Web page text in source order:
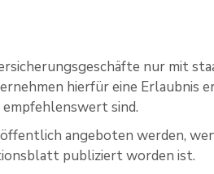
nur mit
hierfür eine Erlaubnis
sind.
angeboten werden,
publiziert worden ist.